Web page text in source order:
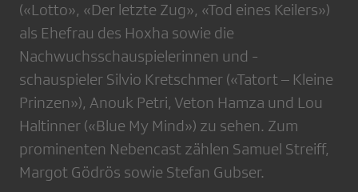
(«Lotto», «Der letzte Zug», «Tod eines Keilers»)
als Ehefrau des Hoxha sowie die
Nachwuchsschauspielerinnen und -
schauspieler Silvio Kretschmer («Tatort – Kleine
Prinzen»), Anouk Petri, Veton Hamza und Lou
Haltinner («Blue My Mind») zu sehen. Zum
prominenten Nebencast zählen Samuel Streiff,
Margot Gödrös sowie Stefan Gubser.